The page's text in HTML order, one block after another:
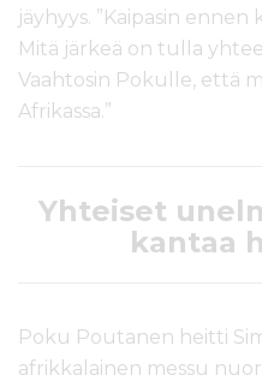
jäyhyys. ”Kaipasin
Mitä järkeä on tulla
Vaahtosin Pokulle, että
Afrikassa.”
Yhteiset
kantaa
Poku Poutanen heitti
afrikkalainen messu